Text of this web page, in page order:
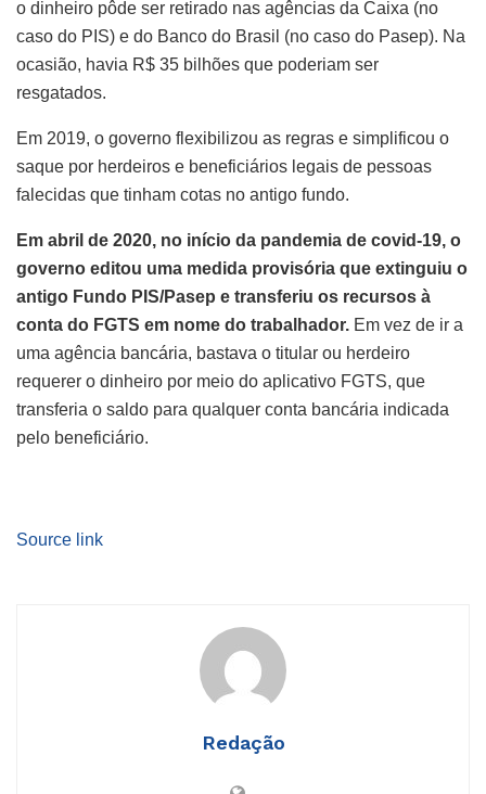
o dinheiro pôde ser retirado nas agências da Caixa (no
caso do PIS) e do Banco do Brasil (no caso do Pasep). Na
ocasião, havia R$ 35 bilhões que poderiam ser
resgatados.
Em 2019, o governo flexibilizou as regras e simplificou o
saque por herdeiros e beneficiários legais de pessoas
falecidas que tinham cotas no antigo fundo.
Em abril de 2020, no início da pandemia de covid-19, o
governo editou uma medida provisória que extinguiu o
antigo Fundo PIS/Pasep e transferiu os recursos à
conta do FGTS em nome do trabalhador. Em vez de ir a
uma agência bancária, bastava o titular ou herdeiro
requerer o dinheiro por meio do aplicativo FGTS, que
transferia o saldo para qualquer conta bancária indicada
pelo beneficiário.
Source link
Redação